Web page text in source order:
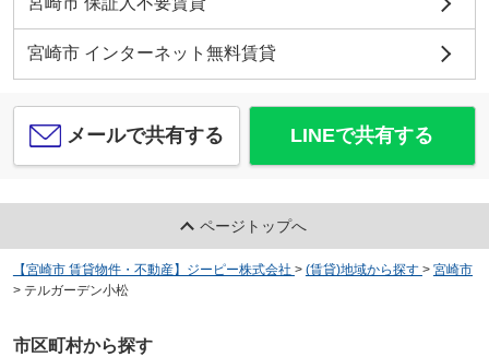
宮崎市 インターネット無料賃貸
メールで共有する LINEで共有する
ページトップへ
【宮崎市 賃貸物件・不動産】ジーピー株式会社 > (賃貸)地域から探す > 宮崎市
> テルガーデン小松
市区町村から探す